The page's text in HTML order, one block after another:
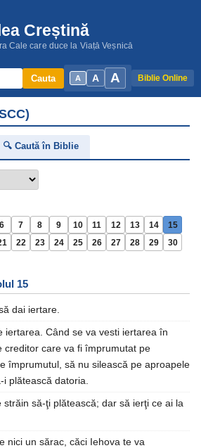
Creștină
Cale care duce la Viață Veșnică
A A A Biblie Online
Cauta
🔍 Caută în Biblie
6 7 8 9 10 11 12 13 14
15
22 23 24 25 26 27 28 29
30
15
dai iertare.
iertarea. Când se va vesti iertarea în
creditor care va fi împrumutat pe
împrumutul, să nu silească pe aproapele
i plătească datoria.
străin să-ţi plătească; dar să ierţi ce ai la
nici un sărac, căci Iehova te va